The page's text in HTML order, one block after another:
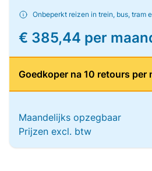
Onbeperkt reizen in trein, bus, tram
€ 385,44 per
Goedkoper na 10 retours per
Maandelijks opzegbaar
Prijzen excl. btw